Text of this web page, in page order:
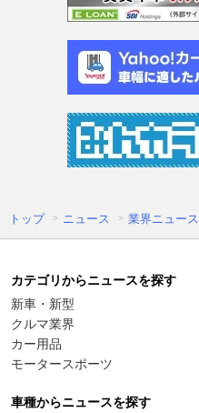
トップ ニュース 業界ニュース
カテゴリからニュースを探す
新車・新型
クルマ業界
カー用品
モータースポーツ
車種からニュースを探す